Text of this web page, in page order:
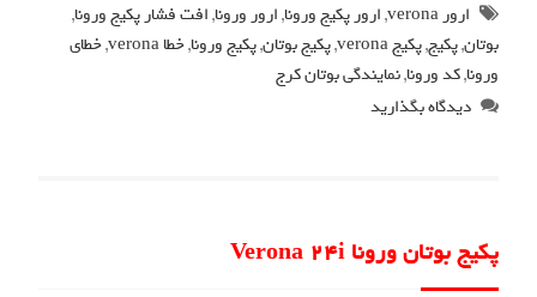
ارور verona
,ارور پکیج ورونا,ارور ورونا,افت فشار پکیج ورونا,
بوتان,پکیج,پکیج verona ,پکیج بوتان,پکیج ورونا,خطا verona ,خطای
ورونا,کد ورونا,نمایندگی بوتان کرج
دیدگاه بگذارید
پکیج بوتان ورونا Verona 24i